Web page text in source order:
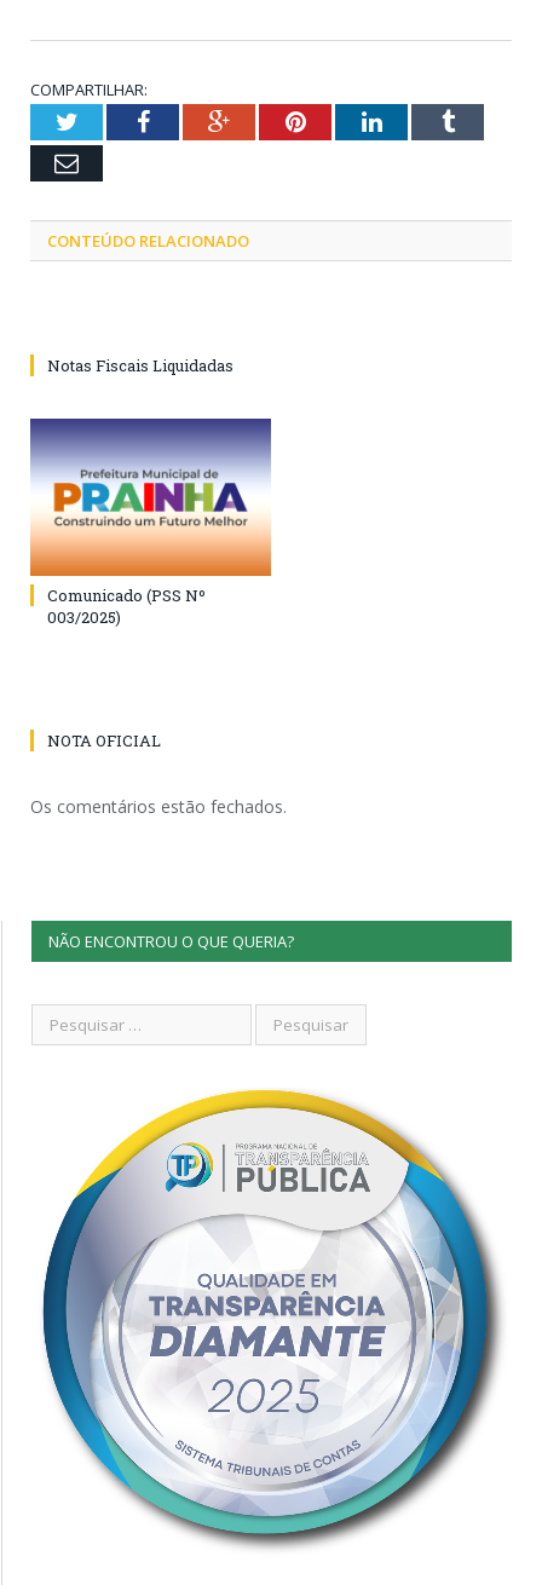
COMPARTILHAR:
TwitterFacebookGoogle+PinterestLinkedInTumblr
Email
CONTEÚDO RELACIONADO
Notas Fiscais Liquidadas
Comunicado (PSS Nº
003/2025)
NOTA OFICIAL
Os comentários estão fechados.
NÃO ENCONTROU O QUE QUERIA?